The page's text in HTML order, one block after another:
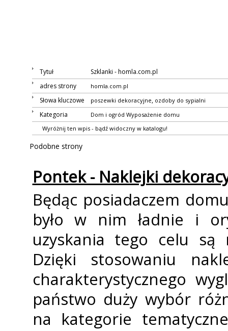
Tytuł
Szklanki - homla.com.pl
adres strony
homla.com.pl
Słowa kluczowe poszewki dekoracyjne, ozdoby do sypialni
Kategoria Dom i ogród Wyposażenie domu
Wyróżnij ten wpis - bądź widoczny w katalogu!
Podobne strony
Pontek - Naklejki
Będąc posiadaczem
było w nim ładnie i
uzyskania tego celu są
Dzięki stosowaniu
charakterystycznego
państwo duży wybór
na kategorie